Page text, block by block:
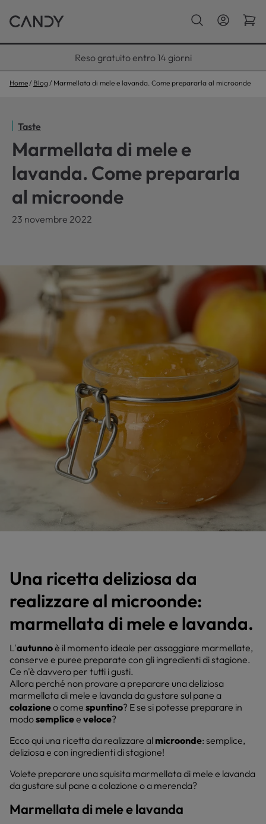
Paga con Klarna fino a 12 rate
Home Blog Marmellata di mele e lavanda. Come prepararla al microonde
Taste
Marmellata di mele e
lavanda. Come prepararla
al microonde
23 novembre 2022
Una ricetta deliziosa da
realizzare al microonde:
marmellata di mele e lavanda.
L'autunnoè il momento ideale per assaggiare marmellate,
conserve e puree preparate con gli ingredienti di stagione.
Ce n'è davvero per tutti i gusti.
Allora perché non provare a preparare una deliziosa
marmellata di mele e lavanda da gustare sul pane a
colazioneo come spuntino? E se si potesse preparare in
modosemplicee veloce?
Ecco qui una ricetta da realizzare al microonde: semplice,
deliziosa e con ingredienti di stagione!
Volete preparare una squisita marmellata di mele e lavanda
da gustare sul pane a colazione o a merenda?
Marmellata di mele e lavanda